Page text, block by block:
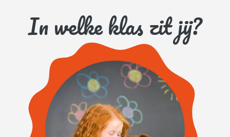
In welke klas zit jij?